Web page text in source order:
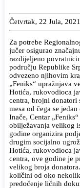
Četvrtak, 22 Jula, 2021
Za potrebe
jučer osigurao
razdijeljeno
području Republike
odvezeno njihovim
„Feniks“ upražnjava
Hotića, rukovodioca
centra, brojni donatori
mesa od čega se
Inače, Centar
obilježavanja velikog
godine organizira
drugim socijalno
Hotića, rukovodioca
centra, ove godine je
velikog broja
količini od oko
predočenje ličnih